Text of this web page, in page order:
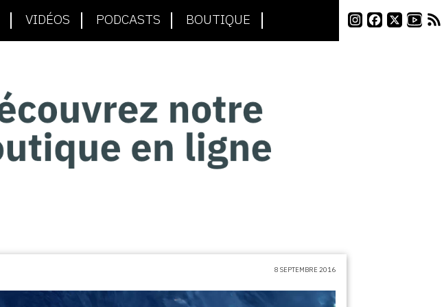
VIDÉOS PODCASTS BOUTIQUE
8 SEPTEMBRE 2016